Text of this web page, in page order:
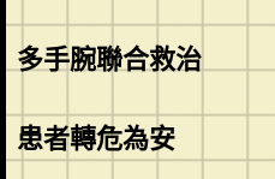
多手腕聯合救治
患者轉危為安